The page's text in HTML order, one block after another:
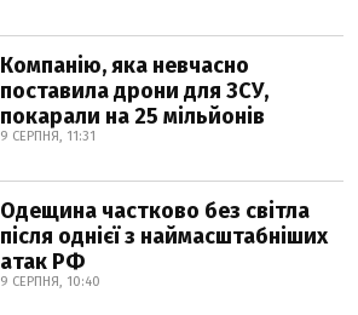
Компанію, яка невчасно
поставила дрони для ЗСУ,
покарали на 25 мільйонів
9 СЕРПНЯ, 11:31
Одещина частково без світла
після однієї з наймасштабніших
атак РФ
9 СЕРПНЯ, 10:40